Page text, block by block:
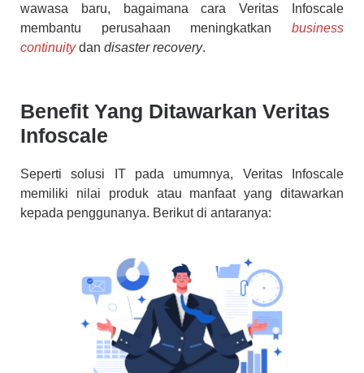
wawasa baru, bagaimana cara Veritas Infoscale
membantu perusahaan meningkatkan business
continuitydan disaster recovery.
Benefit Yang Ditawarkan Veritas
Infoscale
Seperti solusi IT pada umumnya, Veritas Infoscale
memiliki nilai produk atau manfaat yang ditawarkan
kepada penggunanya. Berikut di antaranya: